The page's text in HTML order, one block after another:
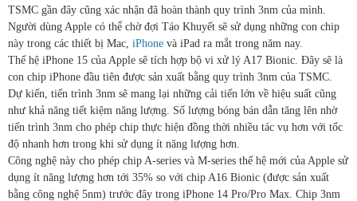
TSMC gần đây cũng xác nhận đã hoàn thành quy trình 3nm của mình.
Người dùng Apple có thể chờ đợi Táo Khuyết sẽ sử dụng những con chip
này trong các thiết bị Mac, iPhone và iPad ra mắt trong năm nay.
Thế hệ iPhone 15 của Apple sẽ tích hợp bộ vi xử lý A17 Bionic. Đây sẽ là
con chip iPhone đầu tiên được sản xuất bằng quy trình 3nm của TSMC.
Dự kiến, tiến trình 3nm sẽ mang lại những cải tiến lớn về hiệu suất cũng
như khả năng tiết kiệm năng lượng. Số lượng bóng bán dẫn tăng lên nhờ
tiến trình 3nm cho phép chip thực hiện đồng thời nhiều tác vụ hơn với tốc
độ nhanh hơn trong khi sử dụng ít năng lượng hơn.
Công nghệ này cho phép chip A-series và M-series thế hệ mới của Apple sử
dụng ít năng lượng hơn tới 35% so với chip A16 Bionic (được sản xuất
bằng công nghệ 5nm) trước đây trong iPhone 14 Pro/Pro Max. Chip 3nm